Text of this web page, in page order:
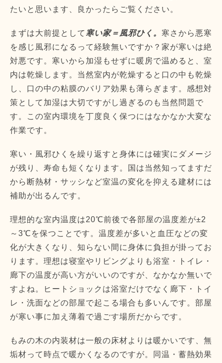
たいと思います、良かったらご覧ください。
まずは大前提として寒い家＝風邪ひく。 寒さから悪寒
を感じ風邪になるって経験無いですか？家が寒いは絶
対悪です。寒いから加湿もせずに暖房で温めると、室
内は乾燥します。当然室内が乾燥すると口の中も乾燥
し、口の中の粘膜のバリア効果も薄らぎます。感想対
策として加湿は大切ですがし過ぎるのも当然問題で
す。この室内環境を丁度良く保つにはなかなか大変な
作業です。
寒い・風邪ひくを繰り返すと身体には確実にダメージ
が残り、寿命も短くなります。国は当然知ってますだ
から断熱材・サッシなど室温の変化を抑える建材には
補助が出るんです。
理想的な室内温度は20℃前後で各部屋の温度差が±2
～3℃を保つことです。温度差が多いと血圧などの変
化が大きくなり、知らない間に身体に負担が掛ってお
ります。理想は寝室やリビングよりも浴室・トイレ・
廊下の温度が高い方がいいのですが、なかなか無いで
すよね。ヒートショックは浴室だけでなく廊下・トイ
レ・洗面などの部屋で起こる場合も多いんです。部屋
が寒い事に加え薄着で過ごす場所だからです。
もみの木の内装材は一般の床材よりは暖かいです、無
垢材って時点で暖かくなるのですが。同温・蓄熱効果